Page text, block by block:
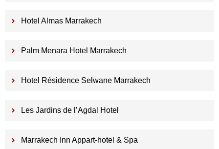
Hotel Almas Marrakech
Palm Menara Hotel Marrakech
Hotel Résidence Selwane Marrakech
Les Jardins de l’Agdal Hotel
Marrakech Inn Appart-hotel & Spa